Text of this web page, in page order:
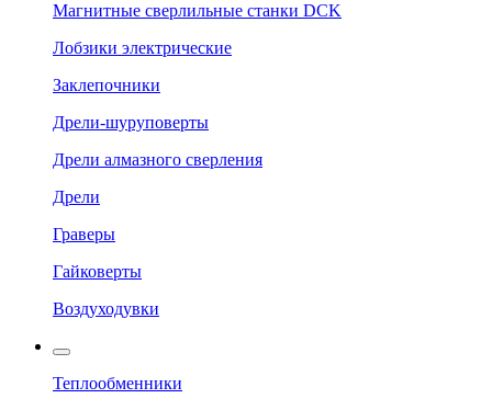
Магнитные сверлильные станки DCK
Лобзики электрические
Заклепочники
Дрели-шуруповерты
Дрели алмазного сверления
Дрели
Граверы
Гайковерты
Воздуходувки
Теплообменники